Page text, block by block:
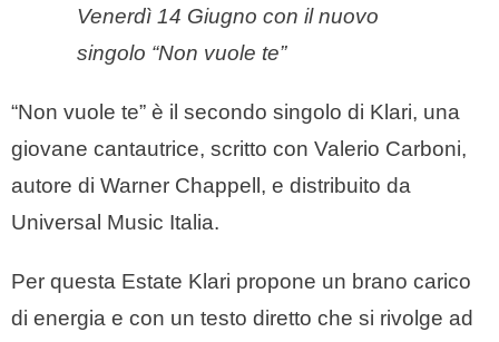
Venerdì 14 Giugno con il nuovo
singolo “Non vuole te”
“Non vuole te” è il secondo singolo di Klari, una
giovane cantautrice, scritto con Valerio Carboni,
autore di Warner Chappell, e distribuito da
Universal Music Italia.
Per questa Estate Klari propone un brano carico
di energia e con un testo diretto che si rivolge ad